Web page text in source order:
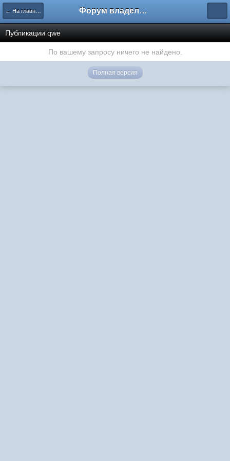
← На главную Форум владельцев интернет-магазинов
Публикации qwe
По вашему запросу ничего не найдено.
Полная версия